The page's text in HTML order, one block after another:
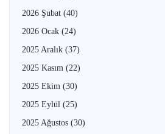
2026 Şubat (40)
2026 Ocak (24)
2025 Aralık (37)
2025 Kasım (22)
2025 Ekim (30)
2025 Eylül (25)
2025 Ağustos (30)